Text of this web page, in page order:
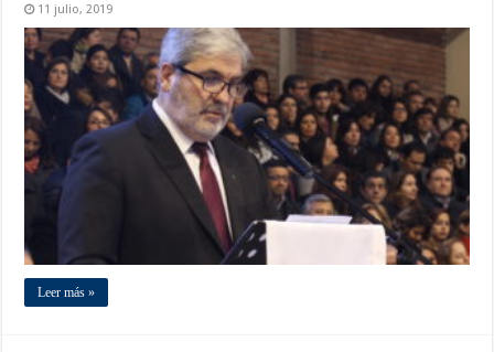
11 julio, 2019
Leer más »